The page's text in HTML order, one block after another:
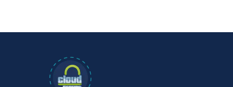
LANZAMIENTO
DE